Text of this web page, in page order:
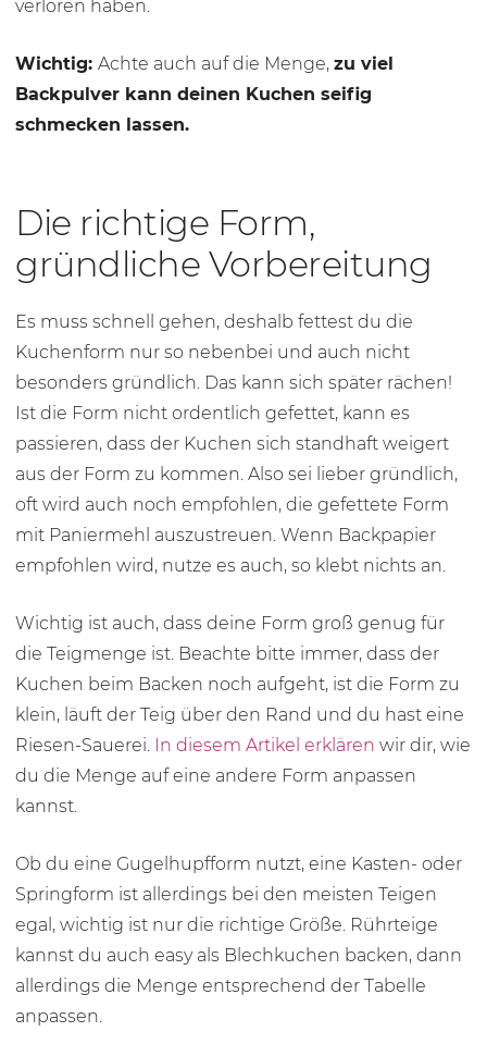
verloren haben.
Wichtig: Achte auch auf die Menge, zu viel
Backpulver kann deinen Kuchen seifig
schmecken lassen.
Die richtige Form,
gründliche Vorbereitung
Es muss schnell gehen, deshalb fettest du die
Kuchenform nur so nebenbei und auch nicht
besonders gründlich. Das kann sich später rächen!
Ist die Form nicht ordentlich gefettet, kann es
passieren, dass der Kuchen sich standhaft weigert
aus der Form zu kommen. Also sei lieber gründlich,
oft wird auch noch empfohlen, die gefettete Form
mit Paniermehl auszustreuen. Wenn Backpapier
empfohlen wird, nutze es auch, so klebt nichts an.
Wichtig ist auch, dass deine Form groß genug für
die Teigmenge ist. Beachte bitte immer, dass der
Kuchen beim Backen noch aufgeht, ist die Form zu
klein, läuft der Teig über den Rand und du hast eine
Riesen-Sauerei. In diesem Artikel erklären wir dir, wie
du die Menge auf eine andere Form anpassen
kannst.
Ob du eine Gugelhupfform nutzt, eine Kasten- oder
Springform ist allerdings bei den meisten Teigen
egal, wichtig ist nur die richtige Größe. Rührteige
kannst du auch easy als Blechkuchen backen, dann
allerdings die Menge entsprechend der Tabelle
anpassen.